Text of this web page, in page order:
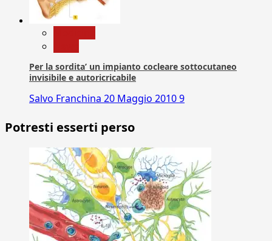
Per la sordita’ un impianto cocleare sottocutaneo
invisibile e autoricricabile
Salvo Franchina 20 Maggio 20109
Potresti esserti perso